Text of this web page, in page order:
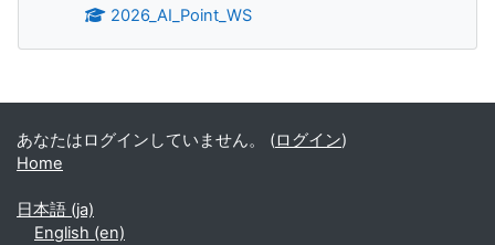
2026_AI_Point_WS
補助ブロック
あなたはログインしていません。 (ログイン)
Home
日本語 ‎(ja)‎
English ‎(en)‎